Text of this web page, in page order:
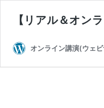
【リアル＆オン
オンライン講演(ウェ